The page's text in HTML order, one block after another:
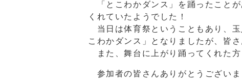
「とこわかダンス」を踊ったこと
くれていたようでした！
当日は体育祭ということもあり、
こわかダンス」となりましたが、皆
また、舞台に上がり踊ってくれた方
参加者の皆さんありがとうございま